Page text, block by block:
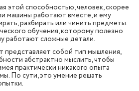
этой способностью, человек, скорее
машины работают вместе, и ему
разбирать или чинить предметы.
обучения, которому полезно
работают сложные детали.
представляет собой тип мышления,
абстрактно мыслить, чтобы
практически никакого опыта
По сути, это умение решать